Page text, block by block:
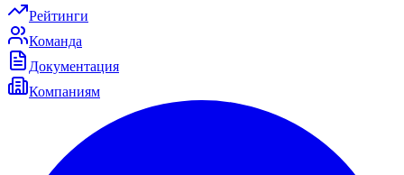
Рейтинги
Команда
Документация
Компаниям